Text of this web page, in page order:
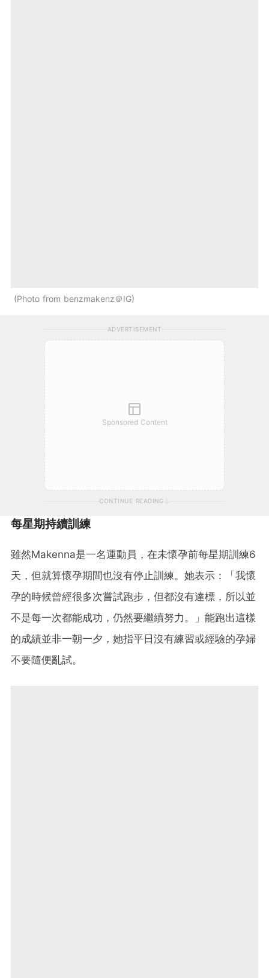
Photo from benzmakenz＠IG
ADVERTISEMENT
Sponsored Content
CONTINUE READING
每星期持續訓練
雖然Makenna是一名運動員，在未懷孕前每星期訓練6
天，但就算懷孕期間也沒有停止訓練。她表示：「我懷
孕的時候曾經很多次嘗試跑步，但都沒有達標，所以並
不是每一次都能成功，仍然要繼續努力。」能跑出這樣
的成績並非一朝一夕，她指平日沒有練習或經驗的孕婦
不要隨便亂試。